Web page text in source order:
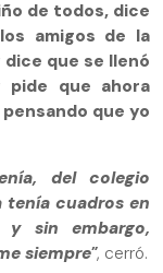
de todos, dice
amigos de la
que se llenó
pide que ahora
que yo
del colegio
tenía cuadros en
y sin embargo,
siempre", cerró.